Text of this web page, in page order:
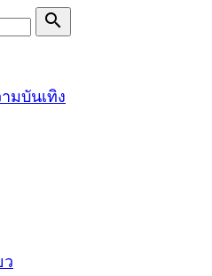

Search
มบันเทิง